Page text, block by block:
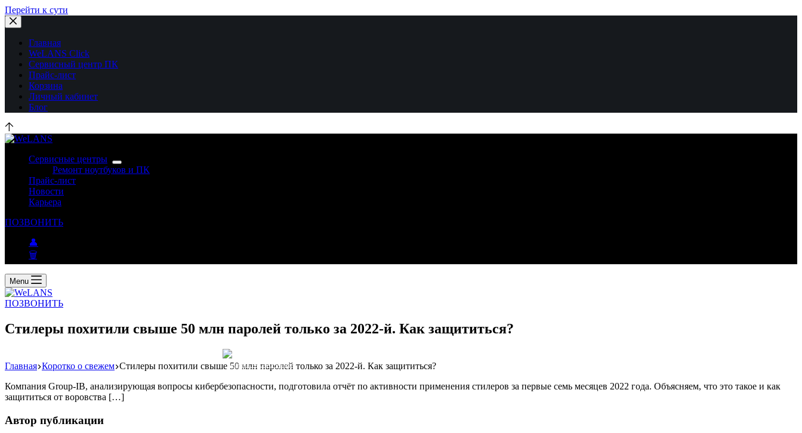
Перейти к сути
Главная
WeLANS Click
Сервисный центр ПК
Прайс-лист
Корзина
Личный кабинет
Блог
Сервисные центры
Ремонт ноутбуков и ПК
Прайс-лист
Новости
Карьера
ПОЗВОНИТЬ
👤
🗑
Menu
ПОЗВОНИТЬ
Стилеры похитили свыше 50 млн паролей только за 2022-й. Как защититься?
Реклама: WeLANS облако
Главная Коротко о свежем Стилеры похитили свыше 50 млн паролей только за 2022-й. Как защититься?
Компания Group-IB, анализирующая вопросы кибербезопасности, подготовила отчёт по активности применения стилеров за первые семь месяцев 2022 года. Объясняем, что это такое и как
защититься от воровства […]
Автор публикации